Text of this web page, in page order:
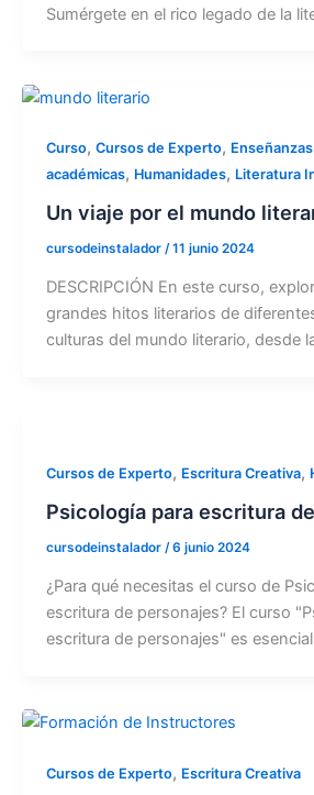
Sumérgete en el rico legado de la
Curso, Cursos de Experto,
académicas, Humanidades, Literatura
Un viaje por el mundo
cursodeinstalador /11 junio 2024
DESCRIPCIÓN En este curso,
grandes hitos literarios de
culturas del mundo literario, desde
Cursos de Experto, Escritura Creativa,
Psicología para escritura
cursodeinstalador /6 junio 2024
¿Para qué necesitas el curso de
escritura de personajes? El curso
escritura de personajes" es esencial
Cursos de Experto, Escritura Creativa